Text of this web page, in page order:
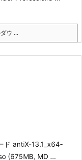
ウ ...
ド antiX-13.1_x64-
(675MB, MD ...